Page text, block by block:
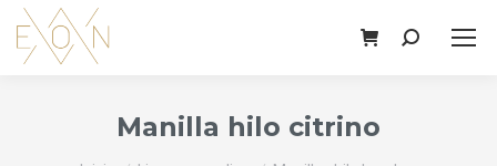
Buscar:
Manilla hilo citrino
Estás aquí: